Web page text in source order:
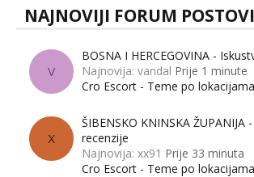
NAJNOVIJI FORUM POSTOVI
V
BOSNA I HERCEGOVINA -
Najnovija: vandal Prije 1 minute
Cro Escort - Teme po lokacijama
X
ŠIBENSKO KNINSKA ŽUPANIJA
recenzije
Najnovija: xx91 Prije 33 minuta
Cro Escort - Teme po lokacijama